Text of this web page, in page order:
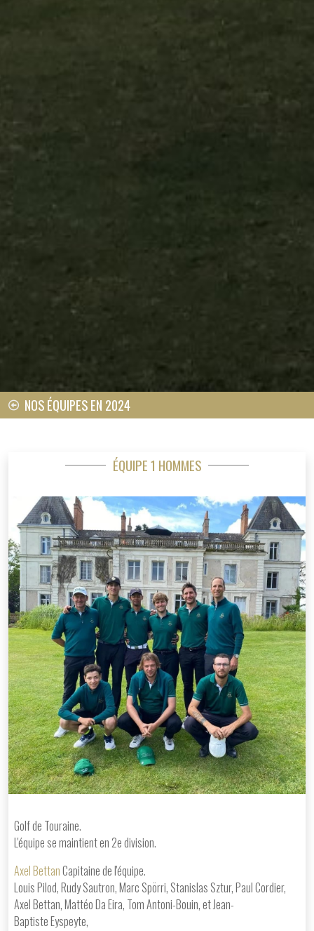
NOS ÉQUIPES EN 2024
ÉQUIPE 1 HOMMES
Golf de Touraine.
L'équipe se maintient en 2e division.
Axel BettanCapitaine de l'équipe.
Louis Pilod, Rudy Sautron, Marc Spörri, Stanislas Sztur, Paul Cordier,
Axel Bettan, Mattéo Da Eira, Tom Antoni-Bouin, et Jean-
Baptiste Eyspeyte,